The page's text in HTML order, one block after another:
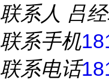
联系人 吕
联系手机
联系电话